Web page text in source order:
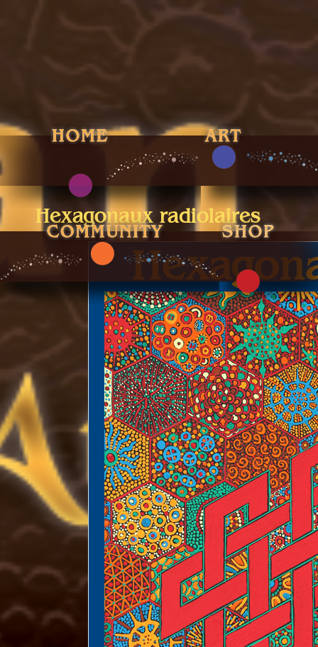
Hexagonaux radiolaires